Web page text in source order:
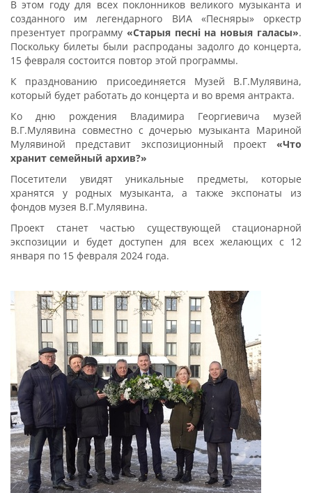
В этом году для всех поклонников великого музыканта и
созданного им легендарного ВИА «Песняры» оркестр
презентует программу «Старыя песні на новыя галасы».
Поскольку билеты были распроданы задолго до концерта,
15 февраля состоится повтор этой программы.
К празднованию присоединяется Музей В.Г.Мулявина,
который будет работать до концерта и во время антракта.
Ко дню рождения Владимира Георгиевича музей
В.Г.Мулявина совместно с дочерью музыканта Мариной
Мулявиной представит экспозиционный проект «Что
хранит семейный архив?»
Посетители увидят уникальные предметы, которые
хранятся у родных музыканта, а также экспонаты из
фондов музея В.Г.Мулявина.
Проект станет частью существующей стационарной
экспозиции и будет доступен для всех желающих с 12
января по 15 февраля 2024 года.